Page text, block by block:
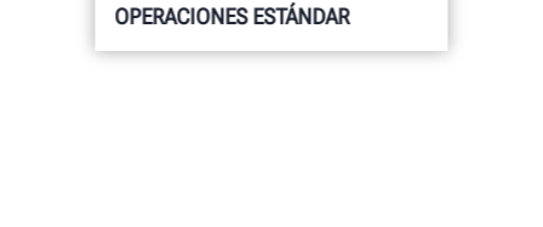
OPERACIONES ESTÁNDAR